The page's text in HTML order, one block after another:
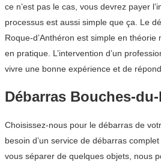
ce n’est pas le cas, vous devrez payer
processus est aussi simple que ça. Le
Roque-d’Anthéron est simple en théorie
en pratique. L’intervention d’un
vivre une bonne expérience et de
Débarras Bouches-
Choisissez-nous pour le débarras de
besoin d’un service de débarras
vous séparer de quelques objets, nous